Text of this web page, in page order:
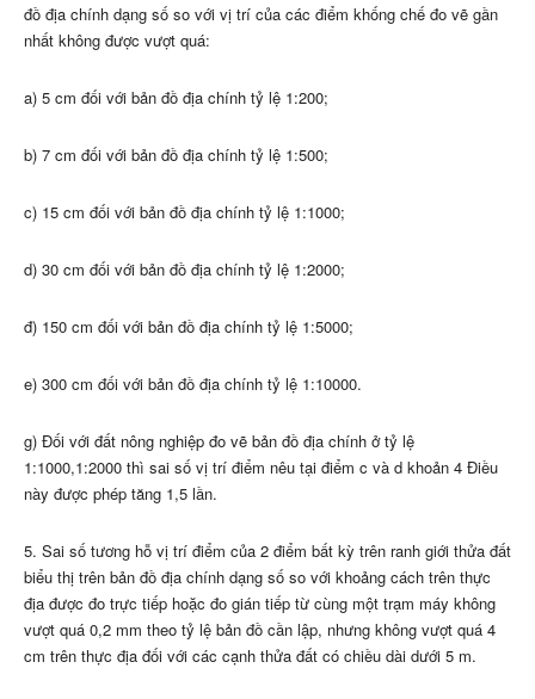
đồ địa chính dạng số so với vị trí của các điểm khống chế đo vẽ gần
nhất không được vượt quá:
a) 5 cm đối với bản đồ địa chính tỷ lệ 1:200;
b) 7 cm đối với bản đồ địa chính tỷ lệ 1:500;
c) 15 cm đối với bản đồ địa chính tỷ lệ 1:1000;
d) 30 cm đối với bản đồ địa chính tỷ lệ 1:2000;
đ) 150 cm đối với bản đồ địa chính tỷ lệ 1:5000;
e) 300 cm đối với bản đồ địa chính tỷ lệ 1:10000.
g) Đối với đất nông nghiệp đo vẽ bản đồ địa chính ở tỷ lệ
1:1000,1:2000 thì sai số vị trí điểm nêu tại điểm c và d khoản 4 Điều
này được phép tăng 1,5 lần.
5. Sai số tương hỗ vị trí điểm của 2 điểm bất kỳ trên ranh giới thửa đất
biểu thị trên bản đồ địa chính dạng số so với khoảng cách trên thực
địa được đo trực tiếp hoặc đo gián tiếp từ cùng một trạm máy không
vượt quá 0,2 mm theo tỷ lệ bản đồ cần lập, nhưng không vượt quá 4
cm trên thực địa đối với các cạnh thửa đất có chiều dài dưới 5 m.